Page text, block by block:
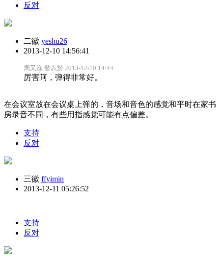
反对
二徽 yeshu26
2013-12-10 14:56:41
周又渔 發表於 2013-12-10 14:44
厉害阿，弹得非常好。
在会议室放在会议桌上弹的，音场和音色的感觉和平时在家书
房录音不同，有些用指感觉可能有点偏差。
支持
反对
三徽 ffyimin
2013-12-11 05:26:52
支持
反对